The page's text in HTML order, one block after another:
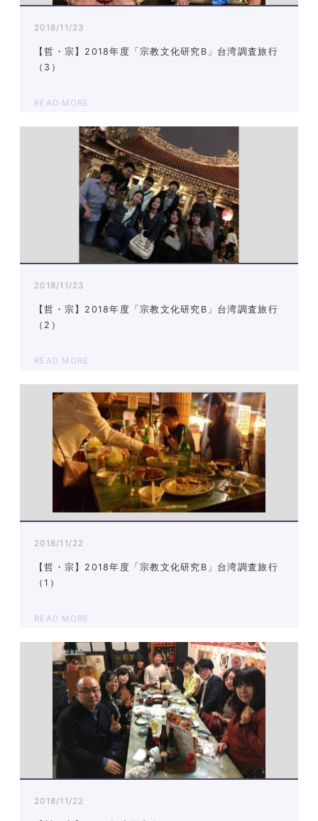
2018/11/23
【哲・宗】2018年度「宗教文化研究B」台湾調査旅行
（3）
READ MORE
2018/11/23
【哲・宗】2018年度「宗教文化研究B」台湾調査旅行
（2）
READ MORE
2018/11/22
【哲・宗】2018年度「宗教文化研究B」台湾調査旅行
（1）
READ MORE
2018/11/22